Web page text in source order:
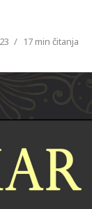
17 min čitanja